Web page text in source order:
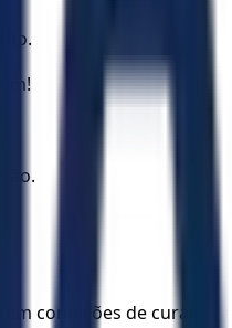
condições de curar